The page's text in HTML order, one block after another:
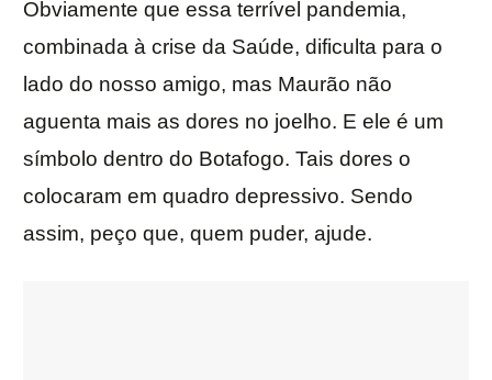
Obviamente que essa terrível pandemia,
combinada à crise da Saúde, dificulta para o
lado do nosso amigo, mas Maurão não
aguenta mais as dores no joelho. E ele é um
símbolo dentro do Botafogo. Tais dores o
colocaram em quadro depressivo. Sendo
assim, peço que, quem puder, ajude.